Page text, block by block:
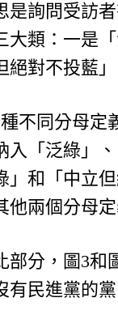
是詢問受訪
大類：一是
絕對不投藍」
不同分母
入「泛綠」
」和「中立
他兩個分母
部分，圖3和
有民進黨的